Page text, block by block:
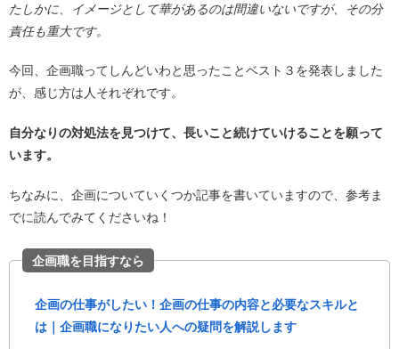
たしかに、イメージとして華があるのは間違いないですが、その分
責任も重大です。
今回、企画職ってしんどいわと思ったことベスト３を発表しました
が、感じ方は人それぞれです。
自分なりの対処法を見つけて、長いこと続けていけることを願って
います。
ちなみに、企画についていくつか記事を書いていますので、参考ま
でに読んでみてくださいね！
企画職を目指すなら
企画の仕事がしたい！企画の仕事の内容と必要なスキルと
は｜企画職になりたい人への疑問を解説します